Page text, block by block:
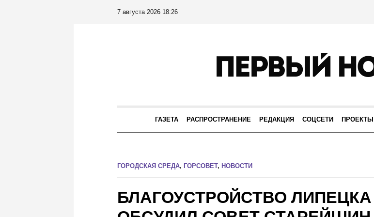
7 августа 2026 18:26
ГАЗЕТА РАСПРОСТРАНЕНИЕ РЕДАКЦИЯ СОЦСЕТИ ПРОЕКТЫ
ГОРОДСКАЯ СРЕДА, ГОРСОВЕТ, НОВОСТИ
БЛАГОУСТРОЙСТВО ЛИПЕЦКА